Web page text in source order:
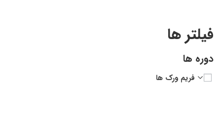
فیلتر ها
دوره ها
فریم ورک ها